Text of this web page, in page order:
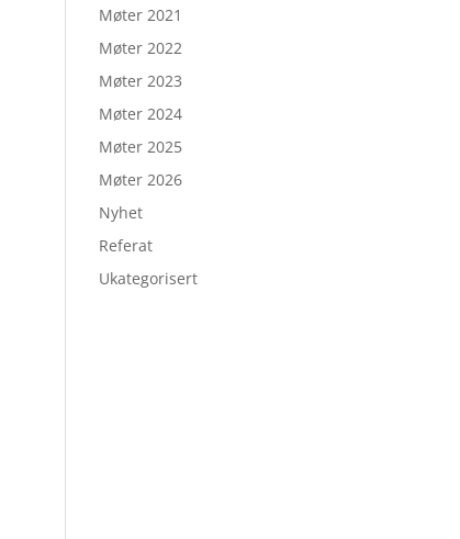
Møter 2021
Møter 2022
Møter 2023
Møter 2024
Møter 2025
Møter 2026
Nyhet
Referat
Ukategorisert